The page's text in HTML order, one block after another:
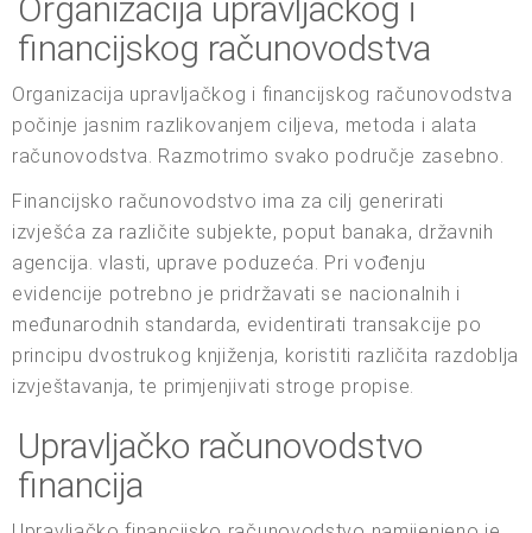
Organizacija upravljačkog i
financijskog računovodstva
Organizacija upravljačkog i financijskog računovodstva
počinje jasnim razlikovanjem ciljeva, metoda i alata
računovodstva. Razmotrimo svako područje zasebno.
Financijsko računovodstvo ima za cilj generirati
izvješća za različite subjekte, poput banaka, državnih
agencija. vlasti, uprave poduzeća. Pri vođenju
evidencije potrebno je pridržavati se nacionalnih i
međunarodnih standarda, evidentirati transakcije po
principu dvostrukog knjiženja, koristiti različita razdoblja
izvještavanja, te primjenjivati stroge propise.
Upravljačko računovodstvo
financija